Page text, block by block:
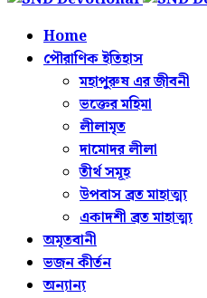
Home
পৌরাণিক ইতিহাস
মহাপুরুষ এর জীবনী
ভক্তের মহিমা
লীলামৃত
দামোদর লীলা
তীর্থ সমূহ
উপবাস ব্রত মাহাত্ম্য
একাদশী ব্রত মাহাত্ম্য
অমৃতবানী
ভজন কীর্তন
অন্যান্য